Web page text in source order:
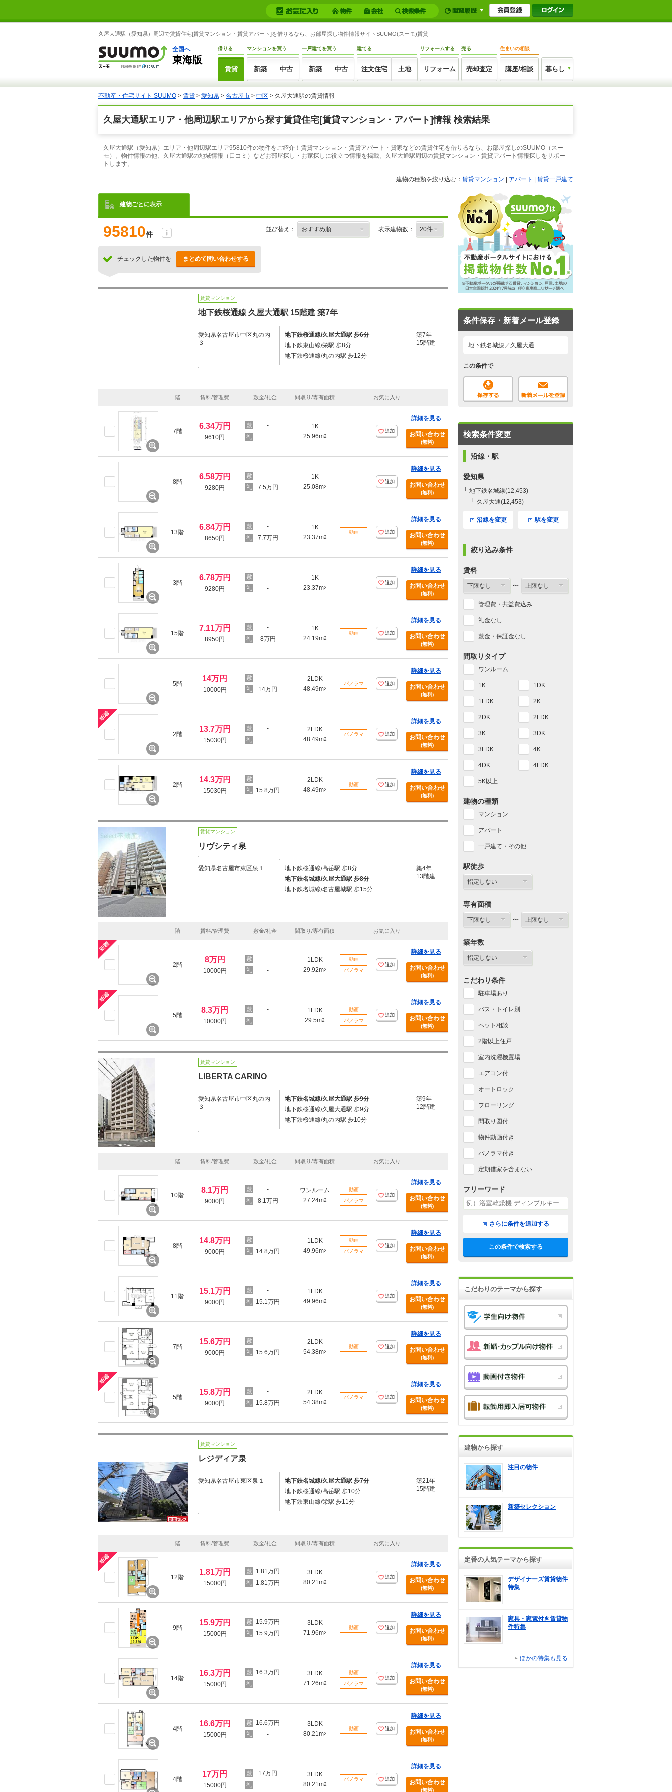
久屋大通駅（愛知県）周辺で賃貸住宅[賃貸マンション・賃貸アパート]を借りるなら、お部屋探し物件情報サイトSUUMO(スーモ)賃貸
全国へ
東海版
借りる
賃貸
マンションを買う
新築 中古
一戸建てを買う
新築 中古
建てる
注文住宅 土地
リフォームする
リフォーム
売る
売却査定
住まいの相談
講座/相談 暮らし
不動産・住宅サイト SUUMO > 賃貸 > 愛知県 > 名古屋市 > 中区 > 久屋大通駅の賃貸情報
久屋大通駅エリア・他周辺駅エリアから探す賃貸住宅[賃貸マンション・アパート]情報 検索結果
久屋大通駅（愛知県）エリア・他周辺駅エリア95810件の物件をご紹介！賃貸マンション・賃貸アパート・貸家などの賃貸住宅を借りるなら、お部屋探しのSUUMO（スー
モ）。物件情報の他、久屋大通駅の地域情報（口コミ）などお部屋探し・お家探しに役立つ情報を掲載。久屋大通駅周辺の賃貸マンション・賃貸アパート情報探しをサポー
トします。
建物の種類を絞り込む： 賃貸マンション アパート 賃貸一戸建て
建物ごとに表示
95810件
並び替え： 表示建物数：
チェックした物件を まとめて問い合わせする
賃貸マンション
地下鉄桜通線 久屋大通駅 15階建 築7年
愛知県名古屋市中区丸の内
３
地下鉄桜通線/久屋大通駅 歩6分
地下鉄東山線/栄駅 歩8分
地下鉄桜通線/丸の内駅 歩12分
築7年
15階建
階 賃料/管理費 敷金/礼金 間取り/専有面積 お気に入り
7階
6.34万円
9610円
-
-
1K
25.96m2
追加
詳細を見る
お問い合わせ
(無料)
8階
6.58万円
9280円
-
7.5万円
1K
25.08m2
追加
詳細を見る
お問い合わせ
(無料)
13階
6.84万円
8650円
-
7.7万円
1K
23.37m2
動画 追加
詳細を見る
お問い合わせ
(無料)
3階
6.78万円
9280円
-
-
1K
23.37m2
追加
詳細を見る
お問い合わせ
(無料)
15階
7.11万円
8950円
-
8万円
1K
24.19m2
動画 追加
詳細を見る
お問い合わせ
(無料)
5階
14万円
10000円
-
14万円
2LDK
48.49m2
パノラマ 追加
詳細を見る
お問い合わせ
(無料)
2階
13.7万円
15030円
-
-
2LDK
48.49m2
パノラマ 追加
詳細を見る
お問い合わせ
(無料)
2階
14.3万円
15030円
-
15.8万円
2LDK
48.49m2
動画 追加
詳細を見る
お問い合わせ
(無料)
賃貸マンション
リヴシティ泉
愛知県名古屋市東区泉１
地下鉄桜通線/高岳駅 歩8分
地下鉄名城線/久屋大通駅 歩8分
地下鉄名城線/名古屋城駅 歩15分
築4年
13階建
階 賃料/管理費 敷金/礼金 間取り/専有面積 お気に入り
2階
8万円
10000円
-
-
1LDK
29.92m2
動画
パノラマ
追加
詳細を見る
お問い合わせ
(無料)
5階
8.3万円
10000円
-
-
1LDK
29.5m2
動画
パノラマ
追加
詳細を見る
お問い合わせ
(無料)
賃貸マンション
LIBERTA CARINO
愛知県名古屋市中区丸の内
３
地下鉄名城線/久屋大通駅 歩9分
地下鉄桜通線/久屋大通駅 歩9分
地下鉄桜通線/丸の内駅 歩10分
築9年
12階建
階 賃料/管理費 敷金/礼金 間取り/専有面積 お気に入り
10階
8.1万円
9000円
-
8.1万円
ワンルーム
27.24m2
動画
パノラマ
追加
詳細を見る
お問い合わせ
(無料)
8階
14.8万円
9000円
-
14.8万円
1LDK
49.96m2
動画
パノラマ
追加
詳細を見る
お問い合わせ
(無料)
11階
15.1万円
9000円
-
15.1万円
1LDK
49.96m2
追加
詳細を見る
お問い合わせ
(無料)
7階
15.6万円
9000円
-
15.6万円
2LDK
54.38m2
動画 追加
詳細を見る
お問い合わせ
(無料)
5階
15.8万円
9000円
-
15.8万円
2LDK
54.38m2
パノラマ 追加
詳細を見る
お問い合わせ
(無料)
賃貸マンション
レジディア泉
愛知県名古屋市東区泉１
地下鉄名城線/久屋大通駅 歩7分
地下鉄桜通線/高岳駅 歩10分
地下鉄東山線/栄駅 歩11分
築21年
15階建
階 賃料/管理費 敷金/礼金 間取り/専有面積 お気に入り
12階
1.81万円
15000円
1.81万円
1.81万円
3LDK
80.21m2
追加
詳細を見る
お問い合わせ
(無料)
9階
15.9万円
15000円
15.9万円
15.9万円
3LDK
71.96m2
動画 追加
詳細を見る
お問い合わせ
(無料)
14階
16.3万円
15000円
16.3万円
-
3LDK
71.26m2
動画
パノラマ
追加
詳細を見る
お問い合わせ
(無料)
4階
16.6万円
15000円
16.6万円
-
3LDK
80.21m2
動画 追加
詳細を見る
お問い合わせ
(無料)
4階
17万円
15000円
17万円
-
3LDK
80.21m2
パノラマ 追加
詳細を見る
お問い合わせ
(無料)
条件保存・新着メール登録
地下鉄名城線／久屋大通
この条件で
検索条件変更
沿線・駅
愛知県
└ 地下鉄名城線(12,453)
└ 久屋大通(12,453)
沿線を変更 駅を変更
絞り込み条件
賃料
〜
管理費・共益費込み
礼金なし
敷金・保証金なし
間取りタイプ
ワンルーム
1K 1DK
1LDK 2K
2DK 2LDK
3K 3DK
3LDK 4K
4DK 4LDK
5K以上
建物の種類
マンション
アパート
一戸建て・その他
駅徒歩
専有面積
〜
築年数
こだわり条件
駐車場あり
バス・トイレ別
ペット相談
2階以上住戸
室内洗濯機置場
エアコン付
オートロック
フローリング
間取り図付
物件動画付き
パノラマ付き
定期借家を含まない
フリーワード
さらに条件を追加する
この条件で検索する
こだわりのテーマから探す
建物から探す
注目の物件
新築セレクション
定番の人気テーマから探す
デザイナーズ賃貸物件
特集
家具・家電付き賃貸物
件特集
ほかの特集も見る